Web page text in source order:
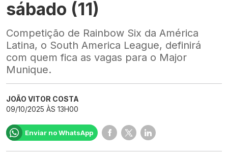
sábado (11)
Competição de Rainbow Six da América
Latina, o South America League, definirá
com quem fica as vagas para o Major
Munique.
JOÃO VITOR COSTA
09/10/2025 ÀS 13H00
Enviar no WhatsApp